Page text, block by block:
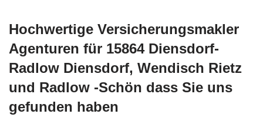
Hochwertige Versicherungsmakler
Agenturen für 15864 Diensdorf-
Radlow Diensdorf, Wendisch Rietz
und Radlow -Schön dass Sie uns
gefunden haben